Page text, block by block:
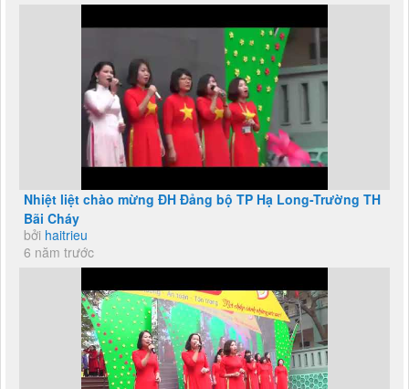
Nhiệt liệt chào mừng ĐH Đảng bộ TP Hạ Long-Trường TH
Bãi Cháy
bởi haitrieu
6 năm trước